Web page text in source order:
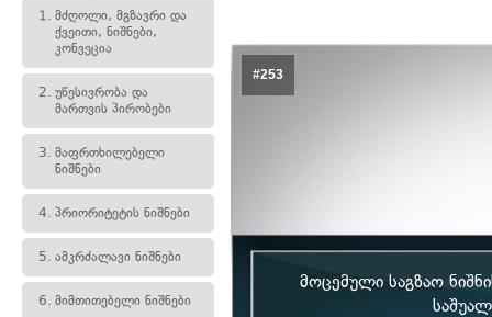
1. მძღოლი, მგზავრი და
ქვეითი, ნიშნები,
კონვეცია
2. უწესივრობა და
მართვის პირობები
3. მაფრთხილებელი
ნიშნები
4. პრიორიტეტის ნიშნები
5. ამკრძალავი ნიშნები
6. მიმთითებელი ნიშნები
#253
მოცემული საგზაო